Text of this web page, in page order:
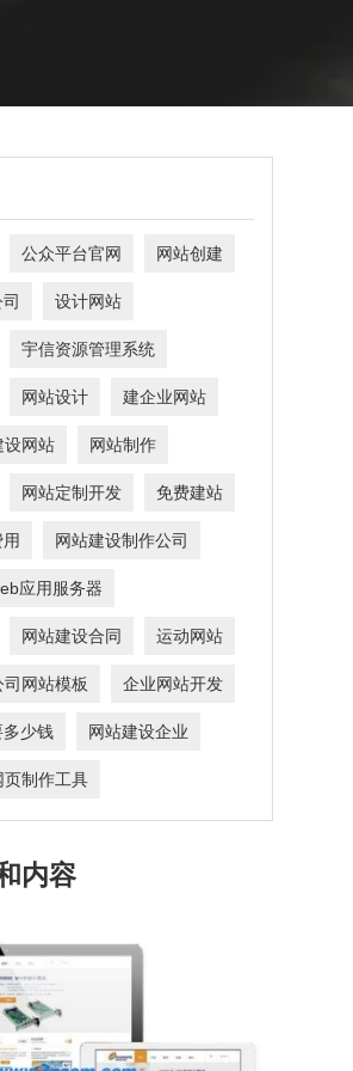
公众平台官网 网站创建
设计网站
宇信资源管理系统
网站设计 建企业网站
设网站 网站制作
网站定制开发 免费建站
网站建设制作公司
应用服务器
网站建设合同 运动网站
司网站模板 企业网站开发
少钱 网站建设企业
页制作工具
内容